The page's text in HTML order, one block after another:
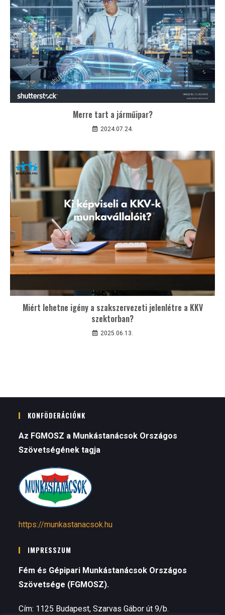
Merre tart a járműipar?
2024.07.24.
Miért lehetne igény a szakszervezeti jelenlétre a KKV
szektorban?
2025.06.13.
KONFÖDERÁCIÓNK
Az FGMOSZ a Munkástanácsok Országos
Szövetségének tagja
https://munkastanacsok.hu
IMPRESSZUM
Fém és Gépipari Munkástanácsok Országos
Szövetsége (FGMOSZ).
Cím: 1125 Budapest, Szarvas Gábor út 9/b.